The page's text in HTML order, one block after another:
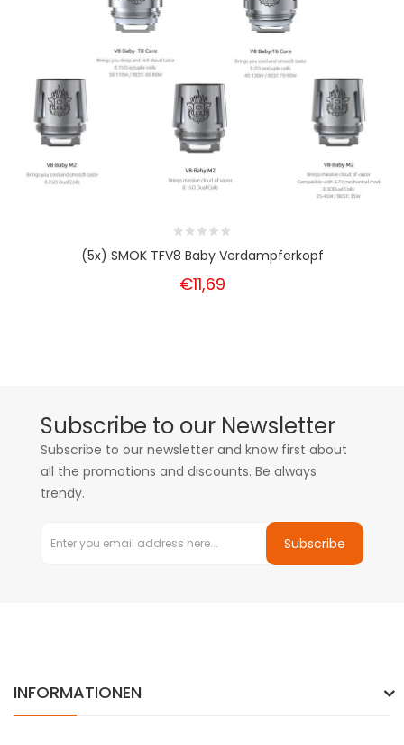
(5x) SMOK TFV8 Baby Verdampferkopf
€11,69
Subscribe to our Newsletter
Subscribe to our newsletter and know first about
all the promotions and discounts. Be always
trendy.
Subscribe
INFORMATIONEN